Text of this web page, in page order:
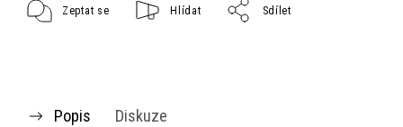
Zeptat se Hlídat Sdílet
Popis Diskuze